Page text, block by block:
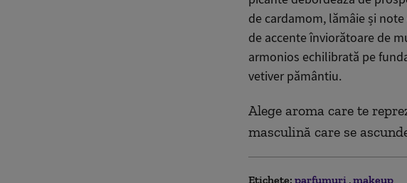
de cardamom, lămâie și
de accente înviorătoare de
armonios echilibrată pe
vetiver pământiu.
Alege aroma care te
masculină care se
Etichete: parfumuri makeup